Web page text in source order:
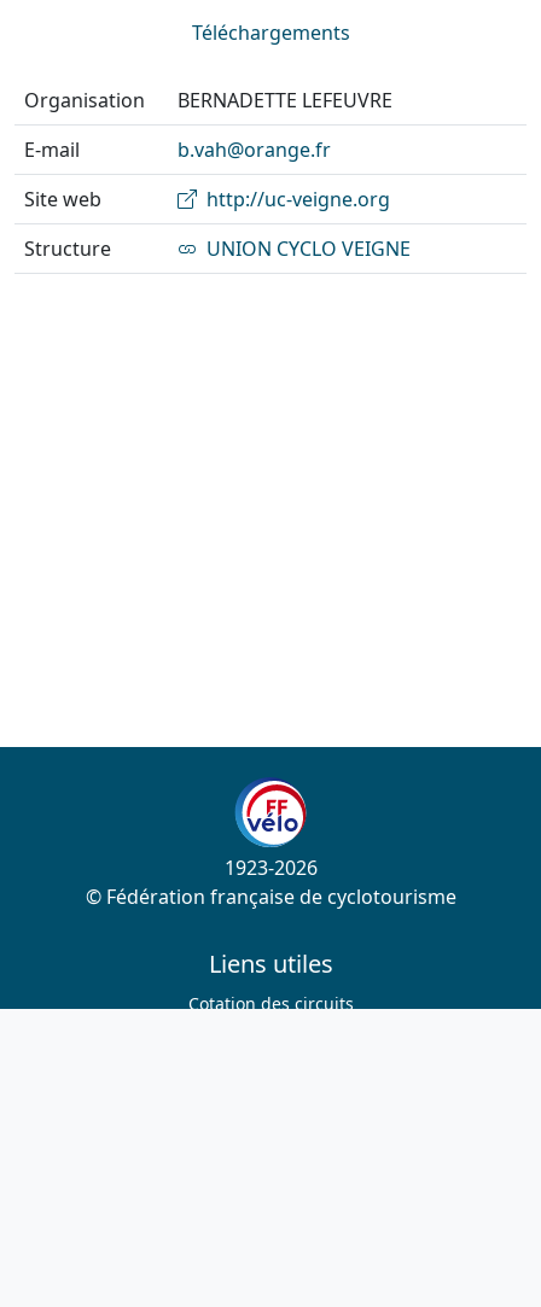
Téléchargements
Organisation
BERNADETTE LEFEUVRE
E-mail
b.vah@orange.fr
Site web
http://uc-veigne.org
Structure
UNION CYCLO VEIGNE
1923-2026
© Fédération française de cyclotourisme
Liens utiles
Cotation des circuits